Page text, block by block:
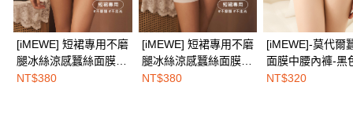
[iMEWE] 短裙專用不磨
腿冰絲涼感蠶絲面膜平
角褲-隱形膚
NT$380
[iMEWE] 短裙專用不磨
腿冰絲涼感蠶絲面膜平
角褲-牛奶白
NT$380
[iMEWE]-莫代爾
面膜中腰內褲-黑
NT$320